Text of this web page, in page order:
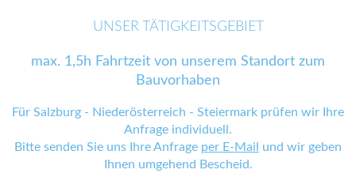
UNSER TÄTIGKEITSGEBIET
max. 1,5h Fahrtzeit von unserem Standort zum
Bauvorhaben
Für Salzburg - Niederösterreich - Steiermark prüfen wir Ihre
Anfrage individuell.
Bitte senden Sie uns Ihre Anfrage per E-Mail
und wir geben
Ihnen umgehend Bescheid.